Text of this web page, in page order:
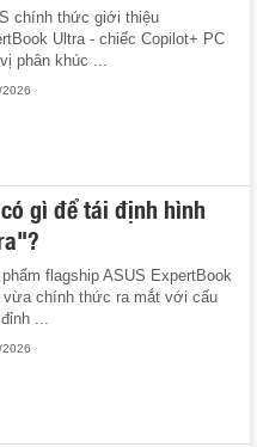
chính thức giới thiệu
Ultra - chiếc Copilot+ PC
phân khúc ...
gì để tái định hình
flagship ASUS ExpertBook
vừa chính thức ra mắt với cấu
...